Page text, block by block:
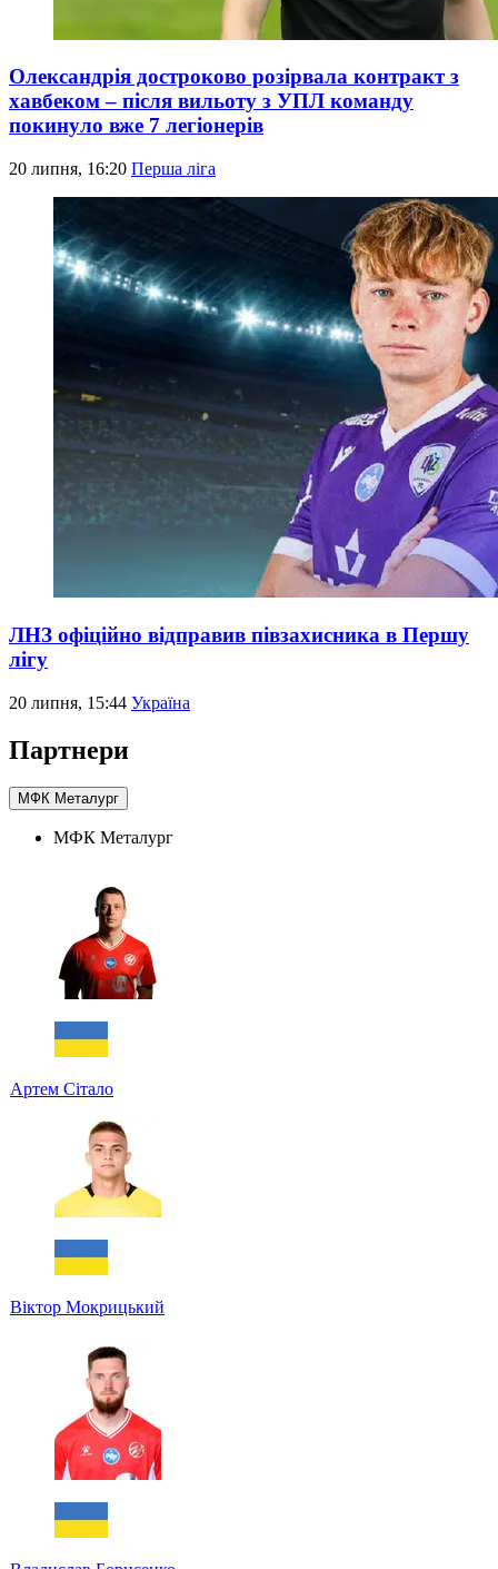
Олександрія достроково розірвала контракт з
хавбеком – після вильоту з УПЛ команду
покинуло вже 7 легіонерів
20 липня, 16:20 Перша ліга
ЛНЗ офіційно відправив півзахисника в Першу
лігу
20 липня, 15:44 Україна
Партнери
МФК Металург
МФК Металург
Артем Сітало
Віктор Мокрицький